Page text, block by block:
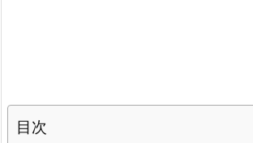
目次